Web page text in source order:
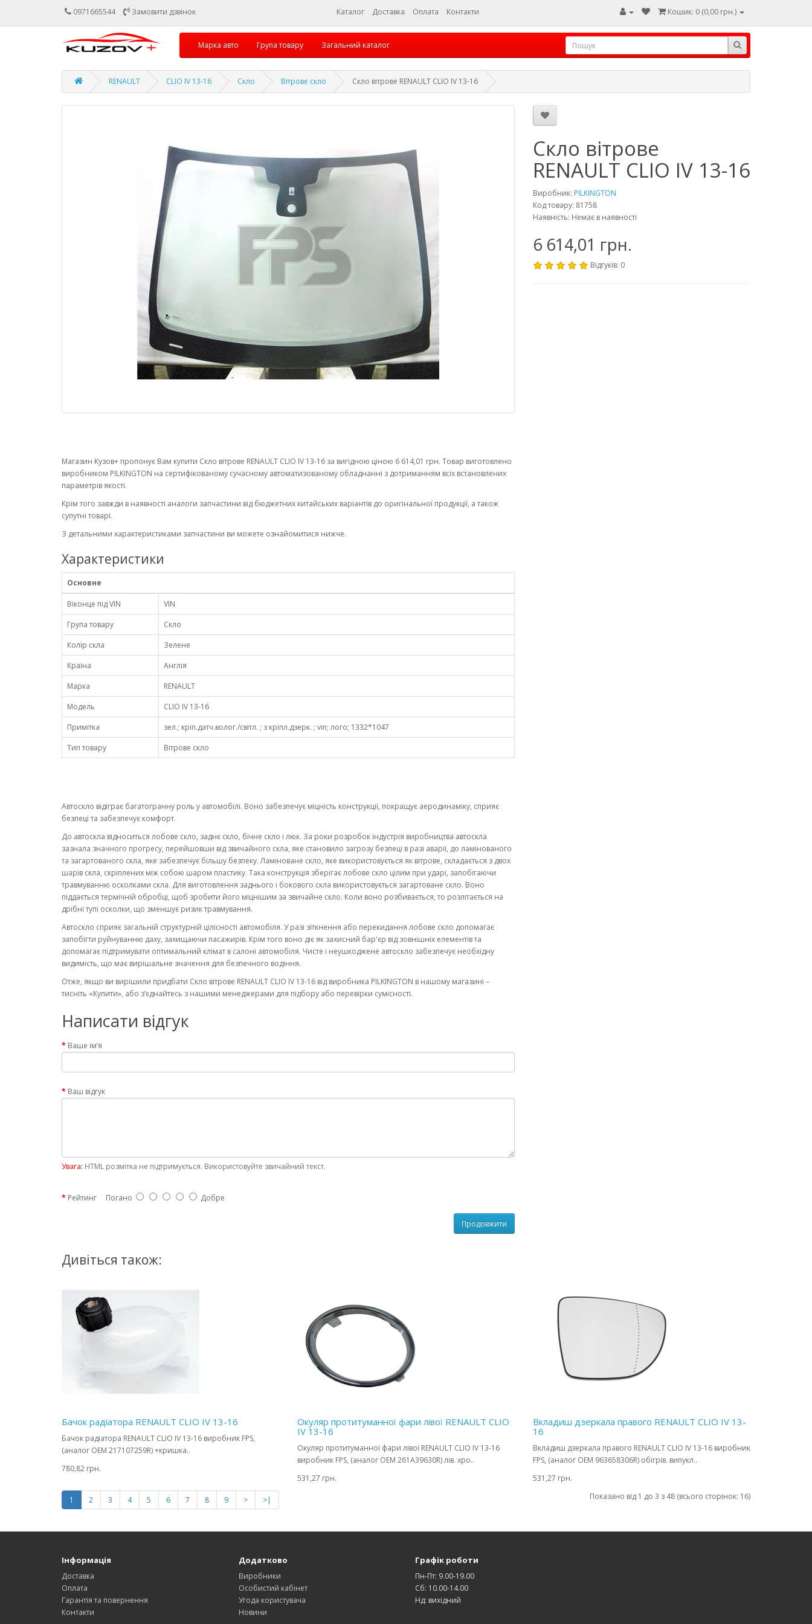
0971665544 Замовити дзвінок Каталог Доставка Оплата Контакти Кошик: 0 (0,00 грн.)
Марка авто Група товару Загальний каталог
RENAULT CLIO IV 13-16 Скло Вітрове скло Скло вітрове RENAULT CLIO IV 13-16
Скло вітрове
RENAULT CLIO IV 13-16
Виробник: PILKINGTON
Код товару: 81758
Наявність: Немає в наявності
6 614,01 грн.
Відгуків: 0
Магазин Кузов+ пропонує Вам купити Скло вітрове RENAULT CLIO IV 13-16 за вигідною ціною 6 614,01 грн. Товар виготовлено
виробником PILKINGTON на сертифікованому сучасному автоматизованому обладнанні з дотриманням всіх встановлених
параметрів якості.
Крім того завжди в наявності аналоги запчастини від бюджетних китайських варіантів до оригінальної продукції, а також
супутні товарі.
З детальними характеристиками запчастини ви можете ознайомитися нижче.
Характеристики
Основне
Віконце під VIN
VIN
Група товару
Скло
Колір скла
Зелене
Країна
Англія
Марка
RENAULT
Модель
CLIO IV 13-16
Примітка
зел.; кріп.датч.волог./світл. ; з кріпл.дзерк. ; vin; лого; 1332*1047
Тип товару
Вітрове скло
Автоскло відіграє багатогранну роль у автомобілі. Воно забезпечує міцність конструкції, покращує аеродинаміку, сприяє
безпеці та забезпечує комфорт.
До автоскла відноситься лобове скло, заднє скло, бічне скло і люк. За роки розробок індустрія виробництва автоскла
зазнала значного прогресу, перейшовши від звичайного скла, яке становило загрозу безпеці в разі аварії, до ламінованого
та загартованого скла, яке забезпечує більшу безпеку. Ламіноване скло, яке використовується як вітрове, складається з двох
шарів скла, скріплених між собою шаром пластику. Така конструкція зберігає лобове скло цілим при ударі, запобігаючи
травмуванню осколками скла. Для виготовлення заднього і бокового скла використовується загартоване скло. Воно
піддається термічній обробці, щоб зробити його міцнішим за звичайне скло. Коли воно розбивається, то розлітається на
дрібні тупі осколки, що зменшує ризик травмування.
Автоскло сприяє загальній структурній цілісності автомобіля. У разі зіткнення або перекидання лобове скло допомагає
запобігти руйнуванню даху, захищаючи пасажирів. Крім того воно діє як захисний бар'єр від зовнішніх елементів та
допомагає підтримувати оптимальний клімат в салоні автомобіля. Чисте і неушкоджене автоскло забезпечує необхідну
видимість, що має вирішальне значення для безпечного водіння.
Отже, якщо ви вирішили придбати Скло вітрове RENAULT CLIO IV 13-16 від виробника PILKINGTON в нашому магазині –
тисніть «Купити», або з’єднайтесь з нашими менеджерами для підбору або перевірки сумісності.
Написати відгук
Ваше ім’я
Ваш відгук
Увага: HTML розмітка не підтримується. Використовуйте звичайний текст.
Рейтинг Погано Добре
Продовжити
Дивіться також:
Бачок радіатора RENAULT CLIO IV 13-16
Бачок радіатора RENAULT CLIO IV 13-16 виробник FPS,
(аналог OEM 217107259R) +кришка..
780,82 грн.
Окуляр протитуманної фари лівої RENAULT CLIO
IV 13-16
Окуляр протитуманної фари лівої RENAULT CLIO IV 13-16
виробник FPS, (аналог OEM 261A39630R) лів. хро..
531,27 грн.
Вкладиш дзеркала правого RENAULT CLIO IV 13-
16
Вкладиш дзеркала правого RENAULT CLIO IV 13-16 виробник
FPS, (аналог OEM 963658306R) обігрів. випукл..
531,27 грн.
1 2 3 4 5 6 7 8 9 > >| Показано від 1 до 3 з 48 (всього сторінок: 16)
Інформація
Доставка
Оплата
Гарантія та повернення
Контакти
Додатково
Виробники
Особистий кабінет
Угода користувача
Новини
Графік роботи
Пн-Пт: 9.00-19.00
Сб: 10.00-14.00
Нд: вихідний